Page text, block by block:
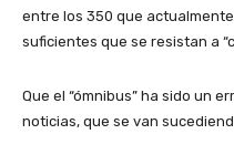
entre los 350 que
suficientes que se resistan a
Que el “ómnibus” ha sido un
noticias, que se van